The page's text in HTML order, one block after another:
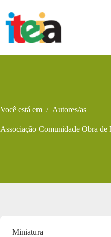
para
conteúdo
Você está em / Autores/as
Associação Comunidade Obra de
Miniatura